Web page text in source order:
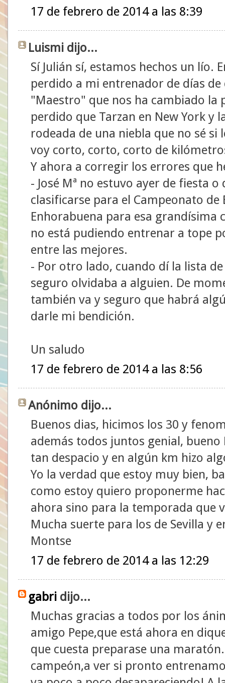
17 de febrero de 2014 a las 8:39
Luismi dijo...
Sí Julián sí, estamos hechos un lío.
perdido a mi entrenador de días
"Maestro" que nos ha cambiado
perdido que Tarzan en New York y
rodeada de una niebla que no sé si
voy corto, corto, corto de
Y ahora a corregir los errores que
- José Mª no estuvo ayer de fiesta
clasificarse para el Campeonato
Enhorabuena para esa grandísima
no está pudiendo entrenar a tope
entre las mejores.
- Por otro lado, cuando dí la lista
seguro olvidaba a alguien. De
también va y seguro que habrá
darle mi bendición.
Un saludo
17 de febrero de 2014 a las 8:56
Anónimo dijo...
Buenos dias, hicimos los 30 y
además todos juntos genial, bueno
tan despacio y en algún km hizo
Yo la verdad que estoy muy bien,
como estoy quiero proponerme
ahora sino para la temporada que
Mucha suerte para los de Sevilla y
Montse
17 de febrero de 2014 a las 12:29
gabri dijo...
Muchas gracias a todos por los
amigo Pepe,que está ahora en
que cuesta preparase una
campeón,a ver si pronto